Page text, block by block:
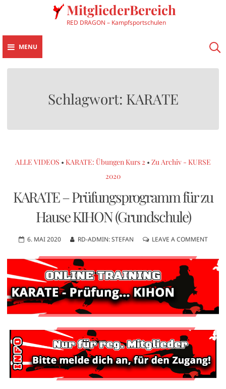
MitgliederBereich
RED DRAGON – Kampfsportschulen
MENU
Schlagwort: KARATE
ALLE VIDEOS • KARATE: Übungen Kurs 2 • Zu Archiv - KURSE
2020
KARATE – Prüfungsprogramm für zu
Hause KIHON (Grundschule)
6. MAI 2020 RD-ADMIN: STEFAN LEAVE A COMMENT